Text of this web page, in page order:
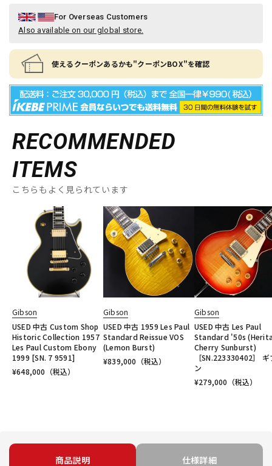
For Overseas Customers
Also available on our global store.
使えるクーポンあるかも"クーポンBOX"を確認
RECOMMENDED
ITEMS
こちらもよく見られています
Gibson
USED 中古 Custom Shop
Historic Collection 1957
Les Paul Custom Ebony
1999 [SN. 7 9591]
¥648,000 （税込）
Gibson
USED 中古 1959 Les Paul
Standard Reissue VOS
(Lemon Burst)
¥839,000 （税込）
Gibson
USED 中古 Les Paul
Standard '50s
Cherry Sunburst)
［SN.223330402］ ギ
ン
¥279,000 （税込）
商品説明 仕様詳細